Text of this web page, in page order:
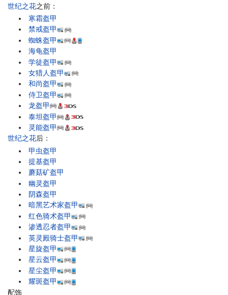
世纪之花之前：
寒霜盔甲
禁戒盔甲
蜘蛛盔甲
海龟盔甲
学徒盔甲
女猎人盔甲
和尚盔甲
侍卫盔甲
龙盔甲
泰坦盔甲
灵能盔甲
世纪之花后：
甲虫盔甲
提基盔甲
蘑菇矿盔甲
幽灵盔甲
阴森盔甲
暗黑艺术家盔甲
红色骑术盔甲
渗透忍者盔甲
英灵殿骑士盔甲
星旋盔甲
星云盔甲
星尘盔甲
耀斑盔甲
配饰